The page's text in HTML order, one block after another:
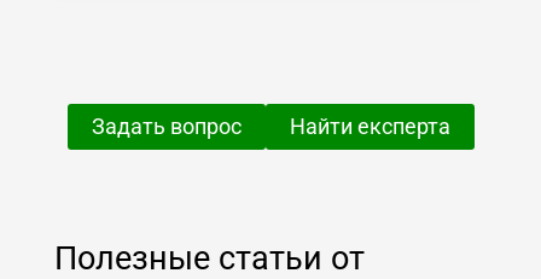
Задать вопрос Найти експерта
Полезные статьи от